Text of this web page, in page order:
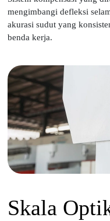
mengimbangi defleksi
akurasi sudut yang
benda kerja.
Skala